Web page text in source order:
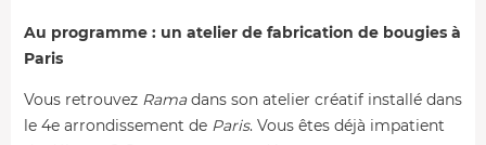
Au programme : un atelier de fabrication de bougies à
Paris
Vous retrouvez Ramadans son atelier créatif installé dans
le 4e arrondissement de Paris. Vous êtes déjà impatient